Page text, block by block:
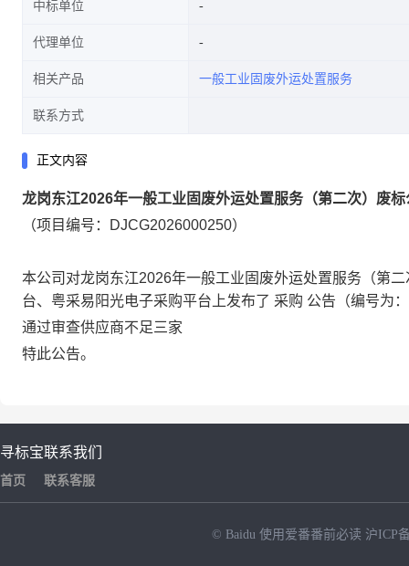
中标单位
代理单位
相关产品 一般工业固废外运处置服务
联系方式
正文内容
龙岗东江2026年一般工业固废外运处置服务（第二次）废标
（项目编号：DJCG2026000250）
本公司对龙岗东江2026年一般工业固废外运处置服务（第
台、粤采易阳光电子采购平台上发布了 采购 公告（编号为
通过审查供应商不足三家
特此公告。
寻标宝
首页
联系我们
联系客服
© Baidu 使用爱番番前必读 沪ICP